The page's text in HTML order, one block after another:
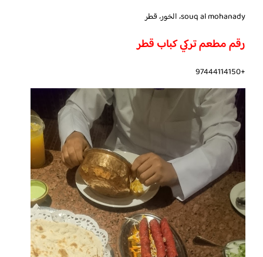
souq al mohanady، الخور، قطر
رقم مطعم تركي كباب قطر
+97444114150